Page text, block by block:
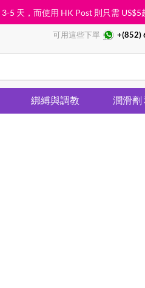
5 天，而使用 HK Post 則只需 US$5
可用這些下單 +(852)
綁縛與調教 潤滑劑